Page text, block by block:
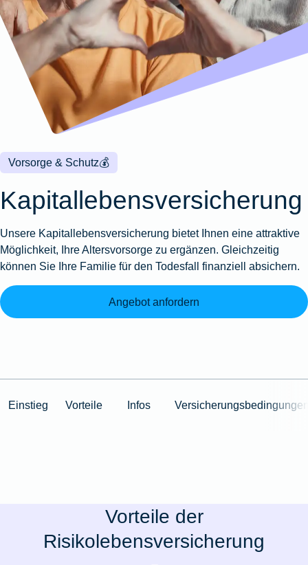
Wohnungsschutzbrief
Zur
Produktübersicht
Gewässerschadenhaftpflicht
Zur
Produktübersicht
Zur
Produktübersicht
Reisehaftpflichtversicherung
Reiserücktrittsversicherung
Zur
Produktübersicht
Zur
Produktübersicht
Zur
Produktübersicht
Zur
Produktübersicht
Montageversicherung
Zur
Produktübersicht
Gruppenunfall für
Betriebe
Gruppenunfall für
Vereine
Produktübersicht
Kunstversicherung
Ausstellungsversicherung
Valorenversicherung
Oldtimersammlungsversicherung
Zur
💰
Vorsorge & Schutz
Kapitallebensversicherung
Unsere Kapitallebensversicherung bietet Ihnen eine attraktive
Möglichkeit, Ihre Altersvorsorge zu ergänzen. Gleichzeitig
können Sie Ihre Familie für den Todesfall finanziell absichern.
Angebot anfordern
Einstieg Vorteile Infos
Vorteile der
Risikolebensversicherung